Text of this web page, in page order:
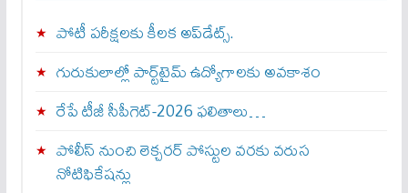
పోటీ పరీక్షలకు కీలక అప్‌డేట్స్.
గురుకులాల్లో పార్ట్‌టైమ్ ఉద్యోగాలకు అవకాశం
రేపే టీజీ సీపీగెట్‌-2026 ఫలితాలు…
పోలీస్ నుంచి లెక్చరర్ పోస్టుల వరకు వరుస
నోటిఫికేషన్లు